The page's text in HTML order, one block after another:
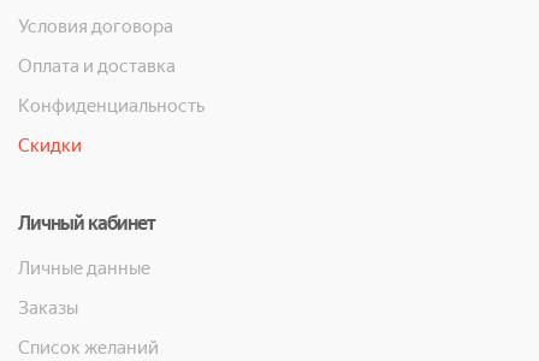
Условия договора
Оплата и доставка
Конфиденциальность
Скидки
Личный кабинет
Личные данные
Заказы
Список желаний